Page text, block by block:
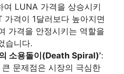
여 LUNA 가격을 상승시키
가격이 1달러보다 높아지면
가격을 안정시키는 역할을
습니다.
소용돌이(Death Spiral)’:
문제점은 시장의 극심한